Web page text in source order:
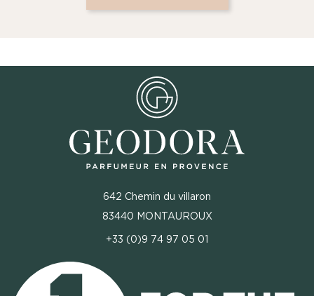
642 Chemin du villaron
83440 MONTAUROUX
+33 (0)9 74 97 05 01